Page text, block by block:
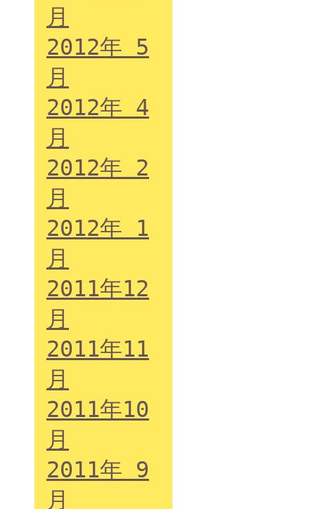
月
2012年 5
月
2012年 4
月
2012年 2
月
2012年 1
月
2011年12
月
2011年11
月
2011年10
月
2011年 9
月